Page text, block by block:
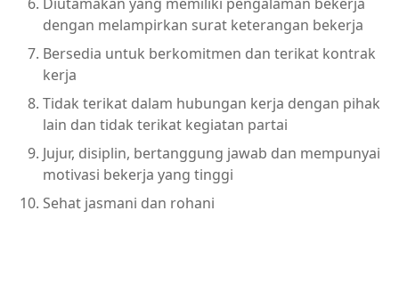
dengan melampirkan surat keterangan bekerja
Bersedia untuk berkomitmen dan terikat kontrak
kerja
Tidak terikat dalam hubungan kerja dengan pihak
lain dan tidak terikat kegiatan partai
Jujur, disiplin, bertanggung jawab dan mempunyai
motivasi bekerja yang tinggi
Sehat jasmani dan rohani